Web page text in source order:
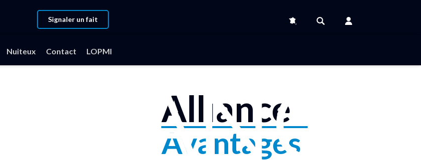
Signaler un fait
Nuiteux Contact LOPMI
Alliance
Avantages